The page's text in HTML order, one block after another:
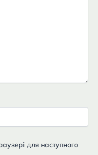
для наступного